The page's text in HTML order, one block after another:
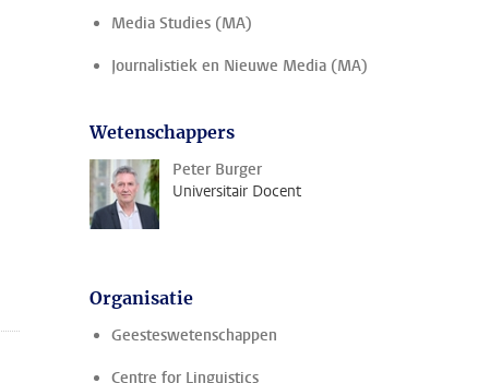
Media Studies (MA)
Journalistiek en Nieuwe Media (MA)
Wetenschappers
Peter Burger
Universitair Docent
Organisatie
Geesteswetenschappen
Centre for Linguistics